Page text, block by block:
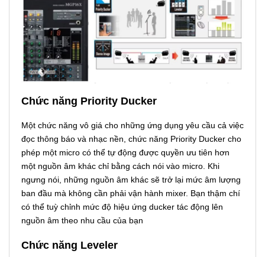
Chức năng Priority Ducker
Một chức năng vô giá cho những ứng dụng yêu cầu cả việc
đọc thông báo và nhạc nền, chức năng Priority Ducker cho
phép một micro có thể tự động được quyền ưu tiên hơn
một nguồn âm khác chỉ bằng cách nói vào micro. Khi
ngưng nói, những nguồn âm khác sẽ trở lại mức âm lượng
ban đầu mà không cần phải vận hành mixer. Bạn thậm chí
có thể tuỳ chỉnh mức độ hiệu ứng ducker tác động lên
nguồn âm theo nhu cầu của bạn
Chức năng Leveler